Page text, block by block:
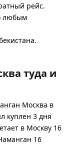
рейс.
любым
туда и
Москва в
куплен 3 дня
в Москву 16
16